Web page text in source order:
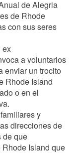
de Alegria
de Rhode
con sus seres
ex
a voluntarios
enviar un trocito
Rhode Island
o en el
y
direcciones de
de que
Island que